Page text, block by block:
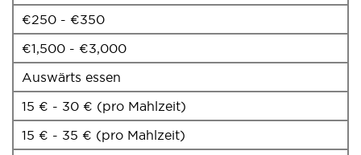
€250 - €350
€1,500 - €3,000
Auswärts essen
15 € - 30 € (pro Mahlzeit)
15 € - 35 € (pro Mahlzeit)